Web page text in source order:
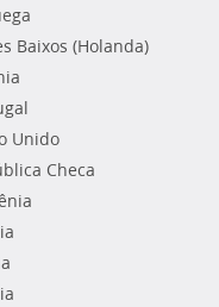
Baixos (Holanda)
Unido
Checa